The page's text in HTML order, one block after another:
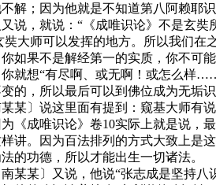
解；因为他就是不知道第八阿赖耶
，就说：“《成唯识论》不是玄奘
奘大师可以发挥的地方。所以我们
如果不是解经第一的实质，你不可
就想“有尽啊、或无啊！或怎么样
的，所以最后可以到佛位成为无垢
〕说这里面有提到：窥基大师有说
《成唯识论》卷10实际上就是说，
讲。因为百法排列的方式大致上是
的功德，所以才能出生一切诸法。
某〕又说，他说“张志成是坚持八